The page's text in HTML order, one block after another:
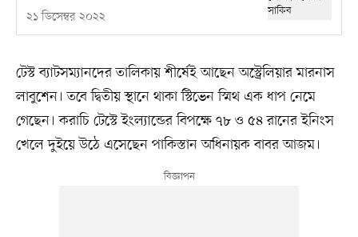
২১ ডিসেম্বর ২০২২
টেস্ট ব্যাটসম্যানদের তালিকায় শীর্ষেই আছেন অস্ট্রেলিয়ার মারনাস
লাবুশেন। তবে দ্বিতীয় স্থানে থাকা স্টিভেন স্মিথ এক ধাপ নেমে
গেছেন। করাচি টেস্টে ইংল্যান্ডের বিপক্ষে ৭৮ ও ৫৪ রানের ইনিংস
খেলে দুইয়ে উঠে এসেছেন পাকিস্তান অধিনায়ক বাবর আজম।